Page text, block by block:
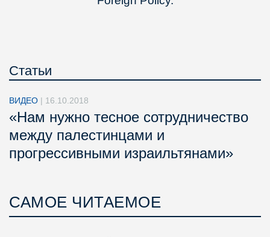
Статьи
ВИДЕО | 16.10.2018
«Нам нужно тесное сотрудничество
между палестинцами и
прогрессивными израильтянами»
САМОЕ ЧИТАЕМОЕ